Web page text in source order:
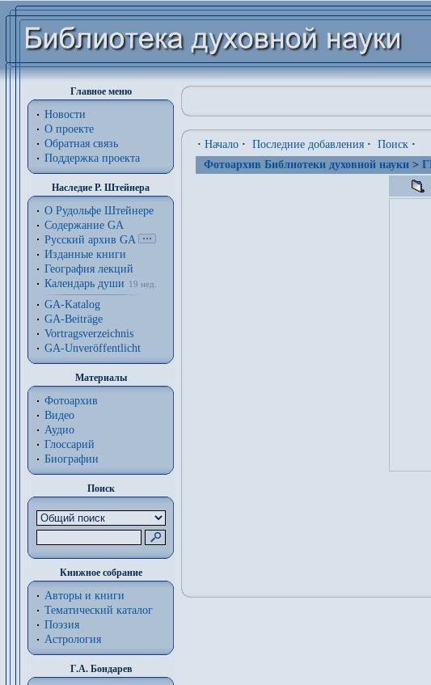
Главное меню
Новости
О проекте
Обратная связь
Поддержка проекта
Наследие Р. Штейнера
О Рудольфе Штейнере
Содержание GA
Русский архив GA
Изданные книги
География лекций
Календарь души
19 нед.
GA-Katalog
GA-Beiträge
Vortragsverzeichnis
GA-Unveröffentlicht
Материалы
Фотоархив
Видео
Аудио
Глоссарий
Биографии
Поиск
Книжное собрание
Авторы и книги
Тематический каталог
Поэзия
Астрология
Г.А. Бондарев
· Начало · Последние добавления · Поиск ·
Фотоархив Библиотеки духовной науки >